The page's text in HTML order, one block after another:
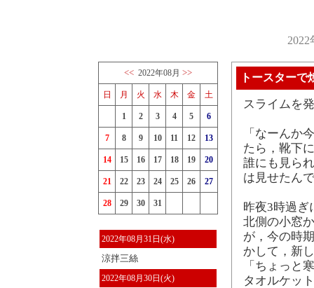
<< 2022年08月 >>
日 月 火 水 木 金 土
1 2 3 4 5 6
7 8 9 10 11 12 13
14 15 16 17 18 19 20
21 22 23 24 25 26 27
28 29 30 31
2022年08月31日(水)
涼拌三絲
2022年08月30日(火)
トースターで
スライムを
「なーんか
たら，靴下
誰にも見ら
は見せたん
昨夜3時過ぎ
北側の小窓
が，今の時
かして，新
「ちょっと
タオルケッ